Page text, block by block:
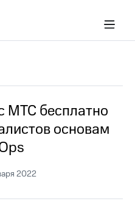
МТС бесплатно
основам
2022